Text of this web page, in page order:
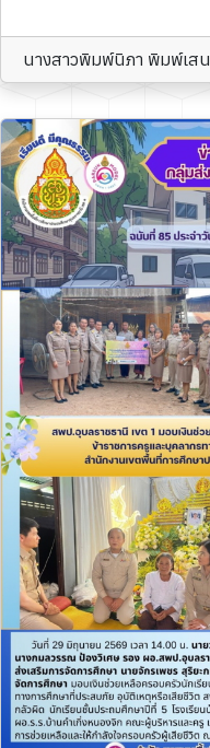
นางสาวพิมพ์นิภา พิมพ์เสน